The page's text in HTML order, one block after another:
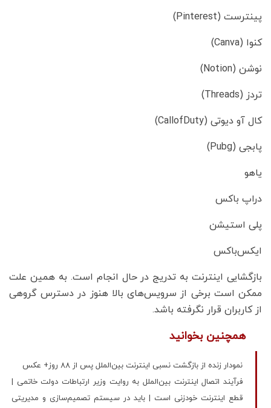
پینترست (Pinterest)
کنوا (Canva)
نوشن (Notion)
تردز (Threads)
کال آو دیوتی (CallofDuty)
پابجی (Pubg)
یاهو
دراپ باکس
پلی استیشن
ایکس‌باکس
بازگشایی اینترنت به تدریج در حال انجام است. به همین علت
ممکن است برخی از سرویس‌های بالا هنوز در دسترس گروهی
از کاربران قرار نگرفته باشد.
همچنین بخوانید
نمودار زنده از بازگشت نسبی اینترنت بین‌الملل پس از 88 روز+ عکس
فرآیند اتصال اینترنت بین‌الملل به روایت وزیر ارتباطات دولت خاتمی |
قطع اینترنت خودزنی است | باید در سیستم تصمیم‌سازی و مدیریتی